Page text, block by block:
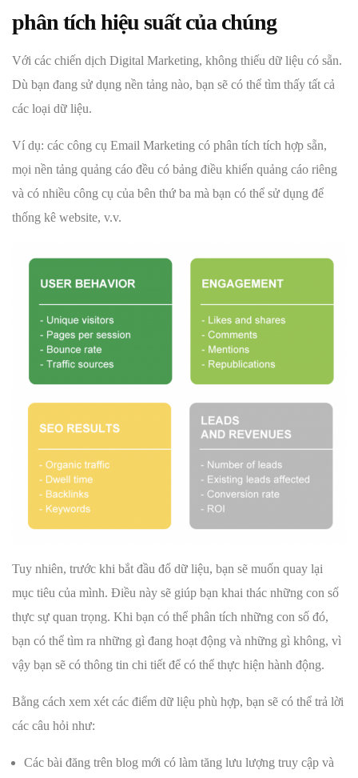
phân tích hiệu suất của chúng
Với các chiến dịch Digital Marketing, không thiếu dữ liệu có sẵn.
Dù bạn đang sử dụng nền tảng nào, bạn sẽ có thể tìm thấy tất cả
các loại dữ liệu.
Ví dụ: các công cụ Email Marketing có phân tích tích hợp sẵn,
mọi nền tảng quảng cáo đều có bảng điều khiển quảng cáo riêng
và có nhiều công cụ của bên thứ ba mà bạn có thể sử dụng để
thống kê website, v.v.
Tuy nhiên, trước khi bắt đầu đổ dữ liệu, bạn sẽ muốn quay lại
mục tiêu của mình. Điều này sẽ giúp bạn khai thác những con số
thực sự quan trọng. Khi bạn có thể phân tích những con số đó,
bạn có thể tìm ra những gì đang hoạt động và những gì không, vì
vậy bạn sẽ có thông tin chi tiết để có thể thực hiện hành động.
Bằng cách xem xét các điểm dữ liệu phù hợp, bạn sẽ có thể trả lời
các câu hỏi như:
Các bài đăng trên blog mới có làm tăng lưu lượng truy cập và